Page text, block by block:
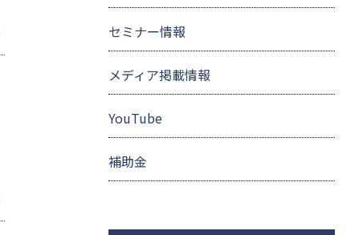
セミナー情報
メディア掲載情報
YouTube
補助金